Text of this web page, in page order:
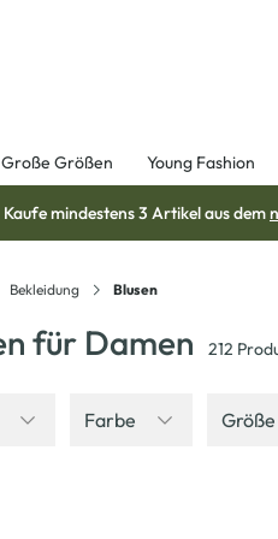
Große Größen Young Fashion
Kaufe mindestens 3 Artikel aus dem
Bekleidung Blusen
für Damen 212
Farbe Größe